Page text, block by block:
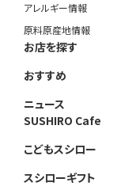
アレルギー情報
原料原産地情報
お店を探す
おすすめ
ニュース
SUSHIRO Cafe
こどもスシロー
スシローギフト